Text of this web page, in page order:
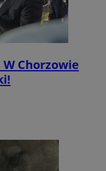
Chorzowie